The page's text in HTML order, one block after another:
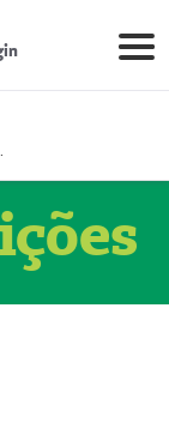
(52004274-8)